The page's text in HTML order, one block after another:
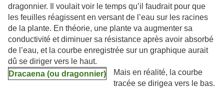
dragonnier. Il voulait voir le temps qu’il faudrait pour que
les feuilles réagissent en versant de l’eau sur les racines
de la plante. En théorie, une plante va augmenter sa
conductivité et diminuer sa résistance après avoir absorbé
de l’eau, et la courbe enregistrée sur un graphique aurait
dû se diriger vers le haut.
Dracaena (ou dragonnier)
Mais en réalité, la courbe
tracée se dirigea vers le bas.